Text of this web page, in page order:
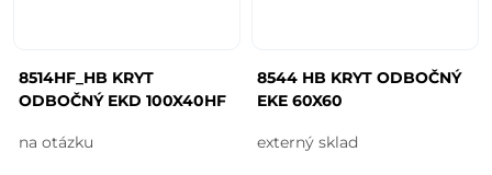
8514HF_HB KRYT
ODBOČNÝ EKD 100X40HF
na otázku
8544 HB KRYT ODBOČNÝ
EKE 60X60
externý sklad